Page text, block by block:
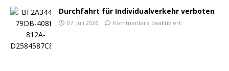
Durchfahrt für Individualverkehr verboten
07. Juli 2026 Kommentare deaktiviert